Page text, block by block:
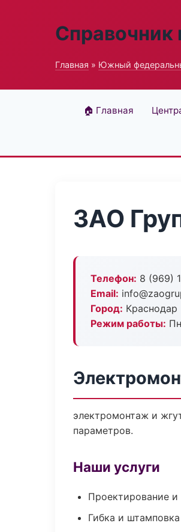
Справочник
Главная » Южный
🏠 Главная
ЗАО
Телефон: 8 (969)
Email:
Город: Краснодар
Режим работы:
электромонтаж и
параметров.
Наши услуги
Проектирование и
Гибка и штамповка